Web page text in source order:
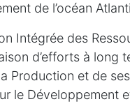
de l’océan
Intégrée des
d’efforts à
Production et de
le Développement